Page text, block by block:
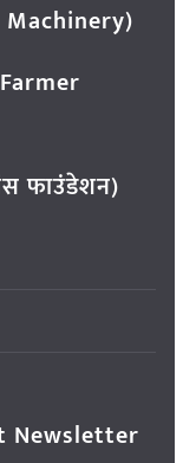
Machinery)
फाउंडेशन)
Newsletter